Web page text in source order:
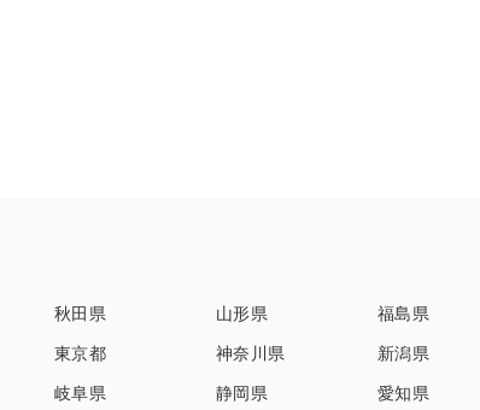
秋田県 山形県 福島県
東京都 神奈川県 新潟県
岐阜県 静岡県 愛知県